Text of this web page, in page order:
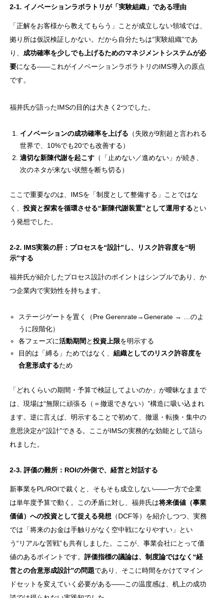
2-1. イノベーションラボラトリが「実験組織」である理由
「正解をお客様から教えてもらう」ことが成立しない領域では、
拠り所は仮説検証しかない。だから自分たちは“実験組織”であ
り、 成功確率を少しでも上げるためのマネジメントシステムが必
要になる——これがイノベーションラボラトリのIMS導入の原点
です。
福井氏が語ったIMSの目的は大きく2つでした。
イノベーションの成功確率を上げる （失敗が9割超と言われる
世界で、10%でも20でも改善する）
適切な新陳代謝を起こす （「止めない／進めない」が続き、
次のネタが来ない状態を断ち切る）
ここで重要なのは、IMSを「制度として整備する」ことではな
く、 投資と探索を循環させる“新陳代謝装置”として運用するとい
う発想でした。
2-2. IMS実装の肝：プロセスを“設計”し、リスク許容度を“明
示”する
福井氏が紹介したプロセス設計のポイントはシンプルであり、か
つ企業内で実効性を持ちます。
ステージゲートを置く（Pre Gerenrate→Generate → …のよ
うに段階化）
各フェーズに活動期間と投資上限を明示する
目的は「縛る」ためではなく、組織としてのリスク許容度を
合意形成するため
「どれくらいの期間・予算で検証してよいのか」が曖昧なままで
は、現場は“無限に頑張る（＝撤退できない）”構造に吸い込まれ
ます。逆に言えば、明示することで初めて、撤退・転換・集中の
意思決定が“設計”できる。ここがIMSの実務的な効能として語ら
れました。
2-3. 評価の難所：ROIの外側で、経営と対話する
新事業をPL/ROIで裁くと、そもそも成立しない——一方で企業
は単年度予算で動く。この矛盾に対し、福井氏は将来価値（事業
価値）への投資として捉える発想 （DCF等）を紹介しつつ、実務
では「将来のお金は手触りがなく空中戦になりやすい」とい
う“リアルな苦戦”も共有しました。ここが、事業会社にとって価
値のあるポイントです。 評価指標の議論は、制度論ではなく“経
営との合意形成設計”の問題であり、そこに時間をかけてマイン
ドセットを変えていく必要がある——この温度感は、机上の成功